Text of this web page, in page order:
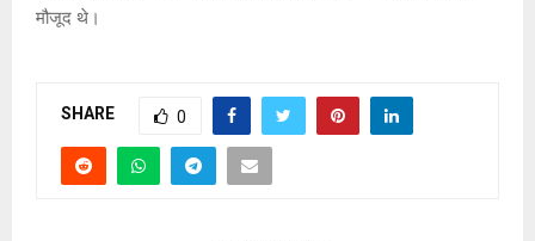
मौजूद थे।
SHARE 0